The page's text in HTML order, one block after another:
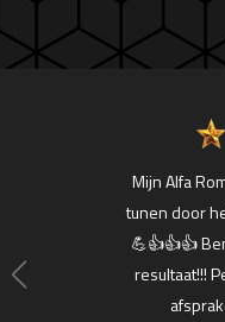
Mijn Alfa
tunen door
💪👍👍👍
resultaat!!!